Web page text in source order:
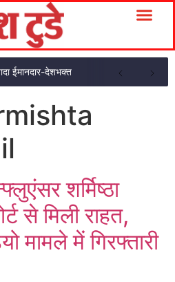
ईमानदार-देशभक्त
शर्मिष्ठा
से मिली राहत,
मामले में गिरफ्तारी